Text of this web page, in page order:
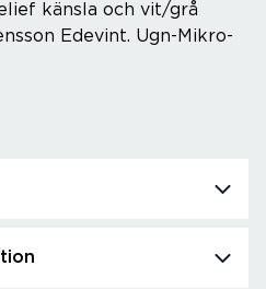
känsla och vit/grå
Edevint. Ugn-Mikro-